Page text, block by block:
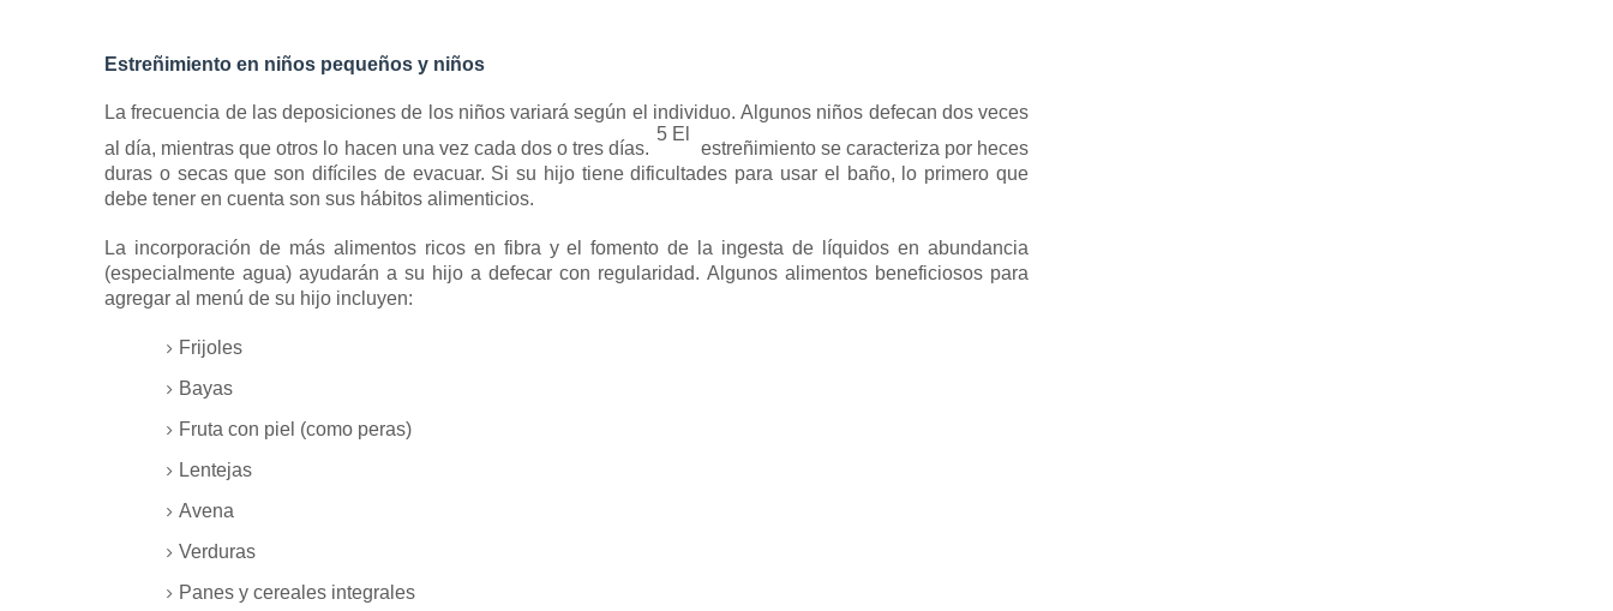
Estreñimiento en niños pequeños y niños
La frecuencia de las deposiciones de los niños variará según el individuo. Algunos niños defecan dos veces
al día, mientras que otros lo hacen una vez cada dos o tres días.
5 El
estreñimiento se caracteriza por heces
duras o secas que son difíciles de evacuar. Si su hijo tiene dificultades para usar el baño, lo primero que
debe tener en cuenta son sus hábitos alimenticios.
La incorporación de más alimentos ricos en fibra y el fomento de la ingesta de líquidos en abundancia
(especialmente agua) ayudarán a su hijo a defecar con regularidad. Algunos alimentos beneficiosos para
agregar al menú de su hijo incluyen:
Frijoles
Bayas
Fruta con piel (como peras)
Lentejas
Avena
Verduras
Panes y cereales integrales